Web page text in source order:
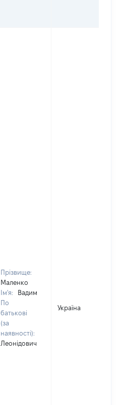
Прізвище:
Маленко
Ім'я:
Вадим
По
батькові
(за
наявності):
Леонідович
Україна